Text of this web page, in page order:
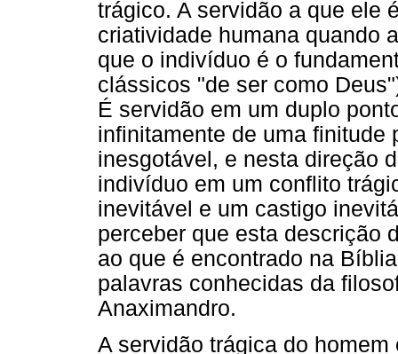
trágico. A servidão a que ele
criatividade humana quando
que o indivíduo é o
clássicos "de ser como
É servidão em um duplo
infinitamente de uma finitude
inesgotável, e nesta direção
indivíduo em um conflito
inevitável e um castigo
perceber que esta descrição
ao que é encontrado na
palavras conhecidas da
Anaximandro.
A servidão trágica do